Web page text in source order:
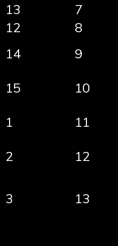
13
7
12
8
14
9
15
10
1
11
2
12
3 13